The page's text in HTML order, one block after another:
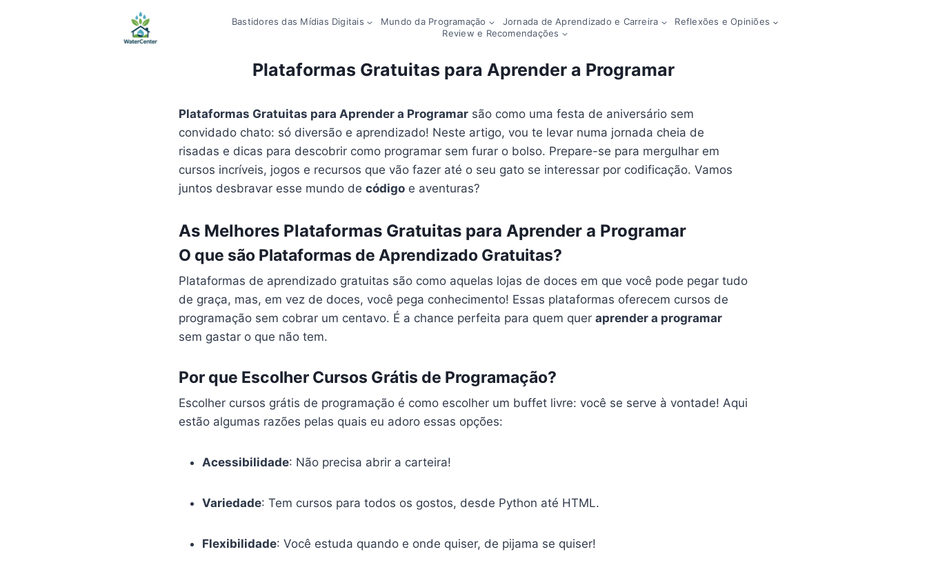
Bastidores das Mídias Digitais Mundo da Programação Jornada de Aprendizado e Carreira
Reflexões e Opiniões
Review e Recomendações
Plataformas Gratuitas para Aprender a Programar
Plataformas Gratuitas para Aprender a Programar são como uma festa de aniversário sem
convidado chato: só diversão e aprendizado! Neste artigo, vou te levar numa jornada cheia de
risadas e dicas para descobrir como programar sem furar o bolso. Prepare-se para mergulhar em
cursos incríveis, jogos e recursos que vão fazer até o seu gato se interessar por codificação. Vamos
juntos desbravar esse mundo decódigo e aventuras?
As Melhores Plataformas Gratuitas para Aprender a Programar
O que são Plataformas de Aprendizado Gratuitas?
Plataformas de aprendizado gratuitas são como aquelas lojas de doces em que você pode pegar tudo
de graça, mas, em vez de doces, você pega conhecimento! Essas plataformas oferecem cursos de
programação sem cobrar um centavo. É a chance perfeita para quem queraprender a programar
sem gastar o que não tem.
Por que Escolher Cursos Grátis de Programação?
Escolher cursos grátis de programação é como escolher um buffet livre: você se serve à vontade! Aqui
estão algumas razões pelas quais eu adoro essas opções:
Acessibilidade: Não precisa abrir a carteira!
Variedade: Tem cursos para todos os gostos, desde Python até HTML.
Flexibilidade: Você estuda quando e onde quiser, de pijama se quiser!